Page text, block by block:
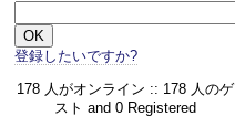
登録したいですか?
178 人がオンライン :: 178 人のゲ
スト and 0 Registered